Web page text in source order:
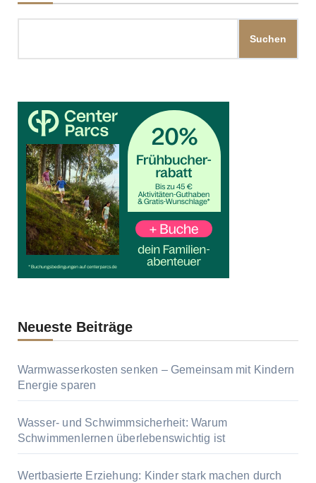
Suchen
Neueste Beiträge
Warmwasserkosten senken – Gemeinsam mit Kindern
Energie sparen
Wasser- und Schwimmsicherheit: Warum
Schwimmenlernen überlebenswichtig ist
Wertbasierte Erziehung: Kinder stark machen durch